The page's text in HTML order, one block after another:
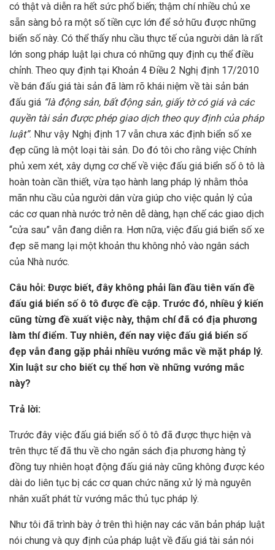
có thật và diễn ra hết sức phổ biến; thậm chí nhiều chủ xe
sẵn sàng bỏ ra một số tiền cực lớn để sở hữu được những
biển số này. Có thể thấy nhu cầu thực tế của người dân là rất
lớn song pháp luật lại chưa có những quy định cụ thể điều
chỉnh. Theo quy định tại Khoản 4 Điều 2 Nghị định 17/2010
về bán đấu giá tài sản đã làm rõ khái niệm về tài sản bán
đấu giá “là động sản, bất động sản, giấy tờ có giá và các
quyền tài sản được phép giao dịch theo quy định của pháp
luật”. Như vậy Nghị định 17 vẫn chưa xác định biển số xe
đẹp cũng là một loại tài sản. Do đó tôi cho rằng việc Chính
phủ xem xét, xây dựng cơ chế về việc đấu giá biển số ô tô là
hoàn toàn cần thiết, vừa tạo hành lang pháp lý nhằm thỏa
mãn nhu cầu của người dân vừa giúp cho việc quản lý của
các cơ quan nhà nước trở nên dễ dàng, hạn chế các giao dịch
“cửa sau” vẫn đang diễn ra. Hơn nữa, việc đấu giá biển số xe
đẹp sẽ mang lại một khoản thu không nhỏ vào ngân sách
của Nhà nước.
Câu hỏi: Được biết, đây không phải lần đầu tiên vấn đề
đấu giá biển số ô tô được đề cập. Trước đó, nhiều ý kiến
cũng từng đề xuất việc này, thậm chí đã có địa phương
làm thí điểm. Tuy nhiên, đến nay việc đấu giá biển số
đẹp vẫn đang gặp phải nhiều vướng mắc về mặt pháp lý.
Xin luật sư cho biết cụ thể hơn về những vướng mắc
này?
Trả lời:
Trước đây việc đấu giá biển số ô tô đã được thực hiện và
trên thực tế đã thu về cho ngân sách địa phương hàng tỷ
đồng tuy nhiên hoạt động đấu giá này cũng không được kéo
dài do liên tục bị các cơ quan chức năng xử lý mà nguyên
nhân xuất phát từ vướng mắc thủ tục pháp lý.
Như tôi đã trình bày ở trên thì hiện nay các văn bản pháp luật
nói chung và quy định của pháp luật về đấu giá tài sản nói